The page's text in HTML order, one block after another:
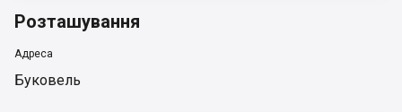
Розташування
Адреса
Буковель